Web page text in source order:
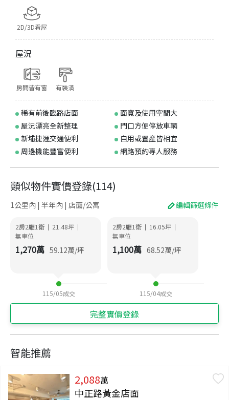
2D/3D看屋
屋況
房間皆有窗 有裝潢
稀有前後臨路店面
面寬及使用空間大
屋況漂亮全新整理
門口方便停放車輛
新埔捷運交通便利
自用或置產皆相宜
周邊機能豐富便利
網路預約專人服務
類似物件實價登錄(114)
1公里內 | 半年內 | 店面/公寓 編輯篩選條件
2房2廳1衛 | 21.48坪 |
無車位
1,270萬 59.12萬/坪
115/05成交
2房2廳1衛 | 16.05坪 |
無車位
1,100萬 68.52萬/坪
115/04成交
完整實價登錄
智能推薦
2,088萬
中正路黃金店面